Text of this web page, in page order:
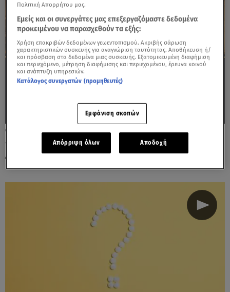
«ΕΝ ΑΡΧΗ ΡΕΜΠΕΤΙΚΟ» με τη Ναταλία
Δραγούμη, από τις 17 Μαΐου
Πολιτική Απορρήτου μας.
Εμείς και οι συνεργάτες μας επεξεργαζόμαστε δεδομένα
προκειμένου να παρασχεθούν τα εξής:
Χρήση επακριβών δεδομένων γεωεντοπισμού. Ακριβής σάρωση
χαρακτηριστικών συσκευής για αναγνώριση ταυτότητας. Αποθήκευση ή/
και πρόσβαση στα δεδομένα μιας συσκευής. Εξατομικευμένη διαφήμιση
και περιεχόμενο, μέτρηση διαφήμισης και περιεχομένου, έρευνα κοινού
και ανάπτυξη υπηρεσιών.
Κατάλογος συνεργατών (προμηθευτές)
Εμφάνιση σκοπών
Απόρριψη όλων Αποδοχή